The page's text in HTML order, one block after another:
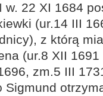
w. 22 XI 1684
(ur.14 III
z którą
(ur.8 XII
zm.5 III
Sigmund